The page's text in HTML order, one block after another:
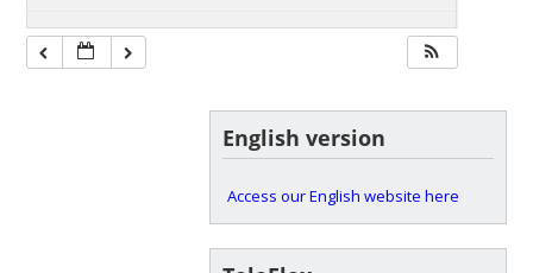
English version
Access our English website here